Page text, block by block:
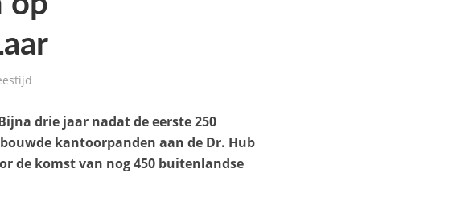
Bijna drie jaar nadat de eerste 250
kantoorpanden aan de Dr. Hub
de komst van nog 450 buitenlandse